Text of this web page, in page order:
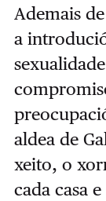
Ademais
a
aldea de
xeito, o
cada casa